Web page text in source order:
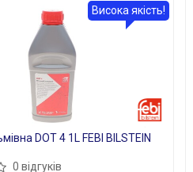
DOT 4 1L FEBI BILSTEIN
0 відгуків
Висока якість!